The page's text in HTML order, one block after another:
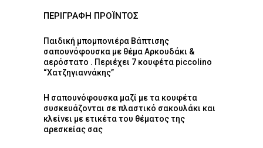
through
1.50€
ΠΕΡΙΓΡΑΦΗ ΠΡΟΪΝΤΟΣ
Παιδική μπομπονιέρα Βάπτισης
σαπουνόφουσκα με θέμα Αρκουδάκι &
αερόστατο . Περιέχει 7 κουφέτα piccolino
“Χατζηγιαννάκης”
Η σαπουνόφουσκα μαζί με τα κουφέτα
συσκευάζονται σε πλαστικό σακουλάκι και
κλείνει με ετικέτα του θέματος της
αρεσκείας σας